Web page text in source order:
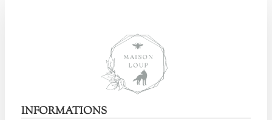
INFORMATIONS